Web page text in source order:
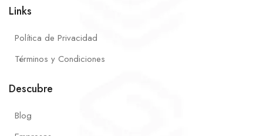
Links
Política de Privacidad
Términos y Condiciones
Descubre
Blog